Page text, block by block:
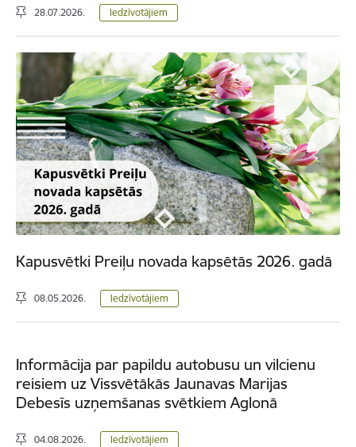
28.07.2026. Iedzīvotājiem
Kapusvētki Preiļu novada kapsētās 2026. gadā
08.05.2026. Iedzīvotājiem
Informācija par papildu autobusu un vilcienu
reisiem uz Vissvētākās Jaunavas Marijas
Debesīs uzņemšanas svētkiem Aglonā
04.08.2026. Iedzīvotājiem